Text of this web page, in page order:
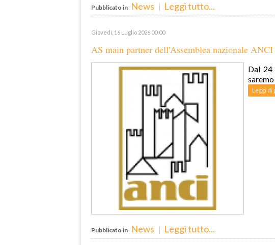
Pubblicato in News Leggi tutto...
Giovedì, 16 Luglio 2026 00:00
AS main partner dell'Assemblea nazionale
Dal 24
saremo
Leggi di
Pubblicato in News Leggi tutto...